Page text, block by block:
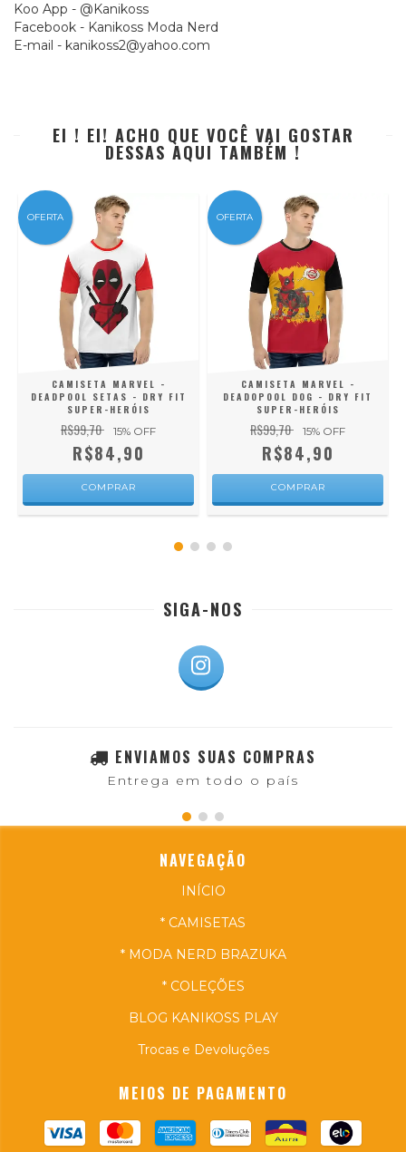
Koo App - @Kanikoss
Facebook - Kanikoss Moda Nerd
E-mail - kanikoss2@yahoo.com
EI ! EI! ACHO QUE VOCÊ VAI GOSTAR
DESSAS AQUI TAMBÉM !
OFERTA
CAMISETA MARVEL -
DEADPOOL SETAS - DRY FIT
SUPER-HERÓIS
R$99,70 15% OFF
R$84,90
COMPRAR
OFERTA
CAMISETA MARVEL -
DEADOPOOL DOG - DRY FIT
SUPER-HERÓIS
R$99,70 15% OFF
R$84,90
COMPRAR
SIGA-NOS
ENVIAMOS SUAS COMPRAS
Entrega em todo o país
NAVEGAÇÃO
INÍCIO
* CAMISETAS
* MODA NERD BRAZUKA
* COLEÇÕES
BLOG KANIKOSS PLAY
Trocas e Devoluções
MEIOS DE PAGAMENTO